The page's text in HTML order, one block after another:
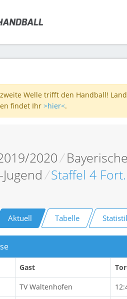
Welle trifft den Handball!
findet Ihr >hier<.
2020/
Jugend/Staffel 4
Aktuell Tabelle
Gast
TV Waltenhofen